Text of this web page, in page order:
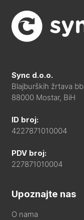
Sync d.o.o.
Blajburških žrtava bb
88000 Mostar, BiH
ID broj:
4227871010004
PDV broj:
227871010004
Upoznajte nas
O nama